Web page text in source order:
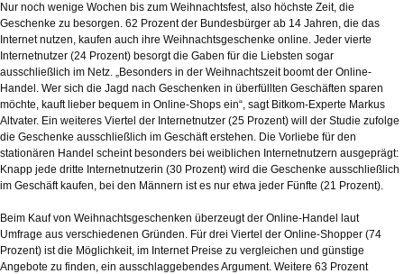
Nur noch wenige Wochen bis zum Weihnachtsfest, also höchste Zeit, die
Geschenke zu besorgen. 62 Prozent der Bundesbürger ab 14 Jahren, die das
Internet nutzen, kaufen auch ihre Weihnachtsgeschenke online. Jeder vierte
Internetnutzer (24 Prozent) besorgt die Gaben für die Liebsten sogar
ausschließlich im Netz. „Besonders in der Weihnachtszeit boomt der Online-
Handel. Wer sich die Jagd nach Geschenken in überfüllten Geschäften sparen
möchte, kauft lieber bequem in Online-Shops ein“, sagt Bitkom-Experte Markus
Altvater. Ein weiteres Viertel der Internetnutzer (25 Prozent) will der Studie zufolge
die Geschenke ausschließlich im Geschäft erstehen. Die Vorliebe für den
stationären Handel scheint besonders bei weiblichen Internetnutzern ausgeprägt:
Knapp jede dritte Internetnutzerin (30 Prozent) wird die Geschenke ausschließlich
im Geschäft kaufen, bei den Männern ist es nur etwa jeder Fünfte (21 Prozent).
Beim Kauf von Weihnachtsgeschenken überzeugt der Online-Handel laut
Umfrage aus verschiedenen Gründen. Für drei Viertel der Online-Shopper (74
Prozent) ist die Möglichkeit, im Internet Preise zu vergleichen und günstige
Angebote zu finden, ein ausschlaggebendes Argument. Weitere 63 Prozent